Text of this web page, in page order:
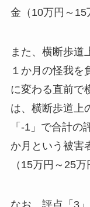
金（10万円～15
また、横断歩道
１か月の怪我を
に変わる直前で
は、横断歩道上
「-1」で合計の
か月という被害
（15万円～25